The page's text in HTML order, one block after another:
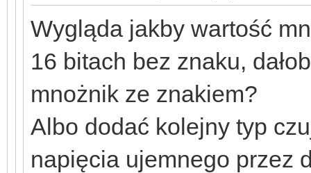
Wygląda jakby wartość
16 bitach bez znaku,
mnożnik ze znakiem?
Albo dodać kolejny typ
napięcia ujemnego przez